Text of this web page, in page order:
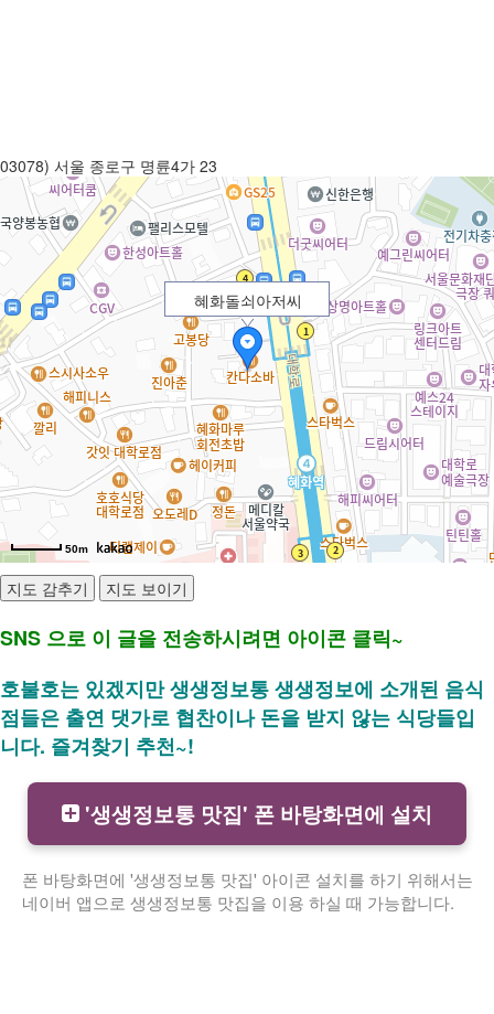
03078) 서울 종로구 명륜4가 23
혜화돌쇠아저씨
50m
SNS 으로 이 글을 전송하시려면 아이콘 클릭~
호불호는 있겠지만 생생정보통 생생정보에 소개된 음식
점들은 출연 댓가로 협찬이나 돈을 받지 않는 식당들입
니다. 즐겨찾기 추천~!
'생생정보통 맛집' 폰 바탕화면에 설치
폰 바탕화면에 '생생정보통 맛집' 아이콘 설치를 하기 위해서는
네이버 앱으로 생생정보통 맛집을 이용 하실 때 가능합니다.